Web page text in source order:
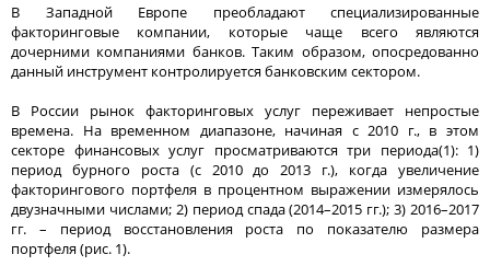
В Западной Европе преобладают специализированные
факторинговые компании, которые чаще всего являются
дочерними компаниями банков. Таким образом, опосредованно
данный инструмент контролируется банковским сектором.
В России рынок факторинговых услуг переживает непростые
времена. На временном диапазоне, начиная с 2010 г., в этом
секторе финансовых услуг просматриваются три периода(1): 1)
период бурного роста (с 2010 до 2013 г.), когда увеличение
факторингового портфеля в процентном выражении измерялось
двузначными числами; 2) период спада (2014–2015 гг.); 3) 2016–2017
гг. – период восстановления роста по показателю размера
портфеля (рис. 1).